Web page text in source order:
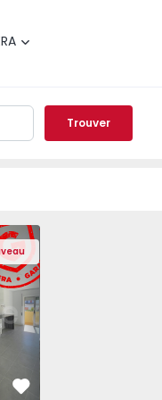
Trouver
- 1575310 - 40
da Calheta -
São Mateus da
do Heroísmo, São
T3 Angra do
Jumelée T3 Angra
Maison
Amora - 1575805
T2 Seixal,
Appartement T2
Préféré